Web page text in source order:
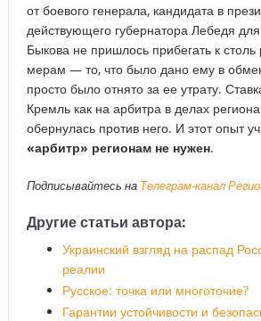
от боевого генерала, кандидата в
действующего губернатора Лебедя
Быкова не пришлось прибегать к
мерам — то, что было дано ему в
просто было отнято за ее утрату.
Кремль как на арбитра в делах региона
обернулась против него. И этот опыт
«арбитр» регионам не нужен.
Подписывайтесь на Телеграм-канал
Другие статьи автора:
Украинский взгляд на распад
реалии
Русское: точка или многоточие?
Гарантии устойчивости и